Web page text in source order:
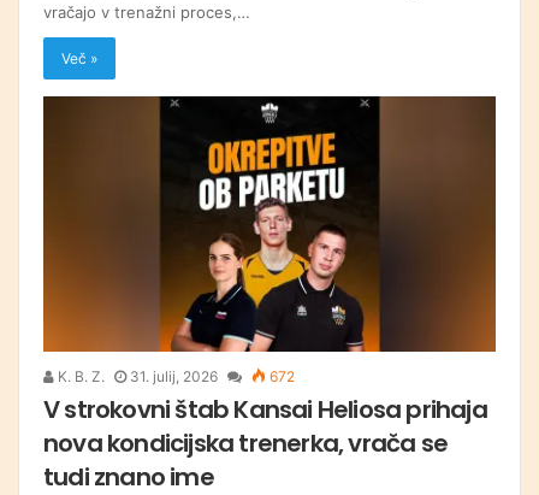
vračajo v trenažni proces,…
Več »
K. B. Z. 31. julij, 2026 672
V strokovni štab Kansai Heliosa prihaja
nova kondicijska trenerka, vrača se
tudi znano ime